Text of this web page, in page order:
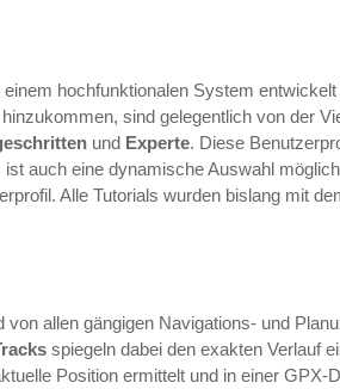
hochfunktionalen System
sind gelegentlich von der
und Experte. Diese
auch eine dynamische Auswahl
Alle Tutorials wurden bislang mit
allen gängigen Navigations- und
spiegeln dabei den exakten Verlauf
Position ermittelt und in einer GPX-